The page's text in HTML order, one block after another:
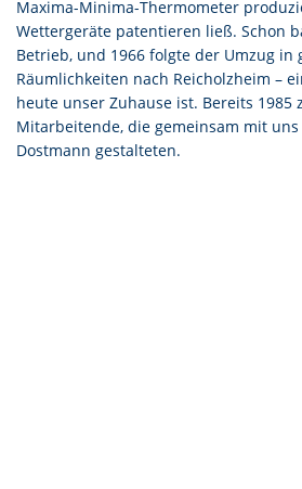
Maxima-Minima-Thermometer
Wettergeräte patentieren ließ. Schon
Betrieb, und 1966 folgte der Umzug in
Räumlichkeiten nach Reicholzheim –
heute unser Zuhause ist. Bereits 1985
Mitarbeitende, die gemeinsam mit uns
Dostmann gestalteten.